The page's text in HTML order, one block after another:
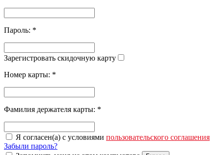
Пароль: *
Зарегистровать скидочную карту
Номер карты: *
Фамилия держателя карты: *
Я согласен(а) с условиями пользовательского соглашения
Забыли пароль?